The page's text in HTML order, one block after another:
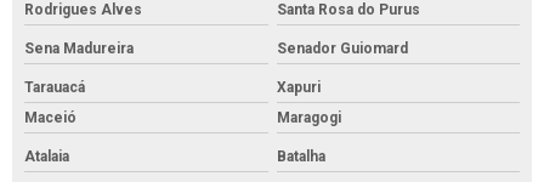
Rodrigues Alves Santa Rosa do Purus
Sena Madureira Senador Guiomard
Tarauacá
Xapuri
Maceió
Maragogi
Atalaia Batalha